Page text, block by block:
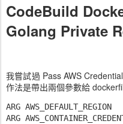
CodeBuild
Golang Private
我嘗試過 Pass AWS
作法是帶出兩個參數給
ARG AWS_DEFAULT_REGION
ARG